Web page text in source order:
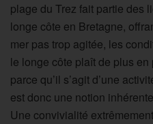
plage du Trez fait partie des
longe côte en Bretagne,
mer pas trop agitée, les
le longe côte plaît de plus en
parce qu’il s’agit d’une
est donc une notion
Une convivialité